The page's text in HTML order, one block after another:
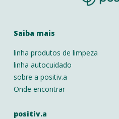
Saiba mais
linha produtos de limpeza
linha autocuidado
sobre a positiv.a
Onde encontrar
positiv.a